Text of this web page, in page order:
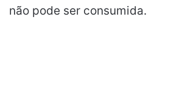
não pode ser consumida.